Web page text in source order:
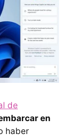
de
en
haber